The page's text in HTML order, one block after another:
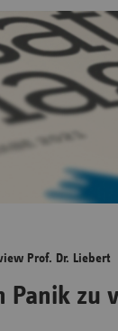
Prof. Dr. Liebert
Panik zu